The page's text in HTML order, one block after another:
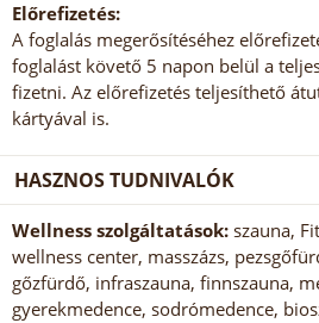
Előrefizetés:
A foglalás megerősítéséhez
foglalást követő 5 napon belül a
fizetni. Az előrefizetés teljesíthető
kártyával is.
HASZNOS TUDNIVALÓK
Wellness szolgáltatások: szauna,
wellness center, masszázs,
gőzfürdő, infraszauna, finnszauna,
gyerekmedence, sodrómedence,